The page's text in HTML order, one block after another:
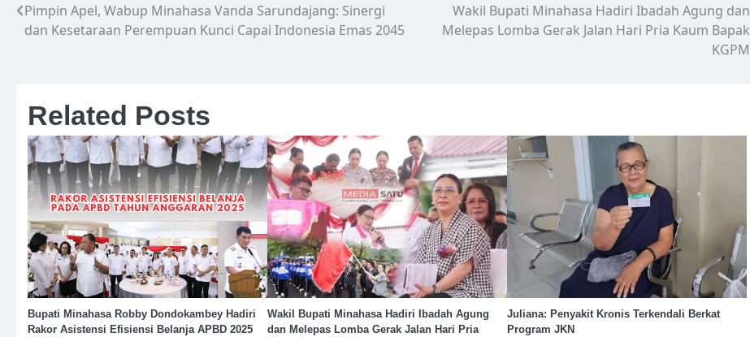
Navigasi
Pimpin Apel, Wabup Minahasa Vanda Sarundajang: Sinergi
dan Kesetaraan Perempuan Kunci Capai Indonesia Emas 2045
Wakil Bupati Minahasa Hadiri Ibadah Agung dan
Melepas Lomba Gerak Jalan Hari Pria Kaum Bapak
KGPM
Related Posts
Bupati Minahasa Robby Dondokambey Hadiri
Rakor Asistensi Efisiensi Belanja APBD 2025
Wakil Bupati Minahasa Hadiri Ibadah Agung
dan Melepas Lomba Gerak Jalan Hari Pria
Juliana: Penyakit Kronis Terkendali Berkat
Program JKN